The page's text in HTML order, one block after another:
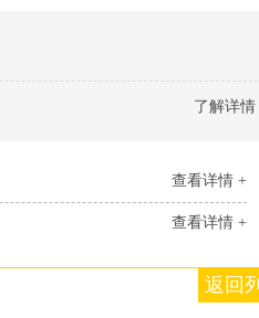
了解详情
查看详情 +
查看详情 +
返回